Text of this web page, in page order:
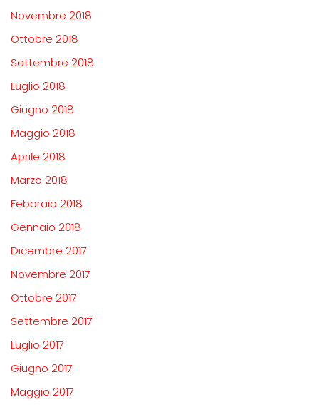
Novembre 2018
Ottobre 2018
Settembre 2018
Luglio 2018
Giugno 2018
Maggio 2018
Aprile 2018
Marzo 2018
Febbraio 2018
Gennaio 2018
Dicembre 2017
Novembre 2017
Ottobre 2017
Settembre 2017
Luglio 2017
Giugno 2017
Maggio 2017